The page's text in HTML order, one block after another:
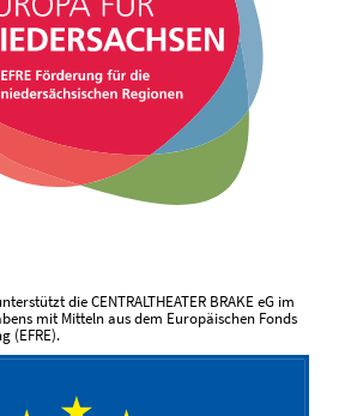
die CENTRALTHEATER BRAKE eG im
mit Mitteln aus dem Europäischen Fonds
(EFRE).